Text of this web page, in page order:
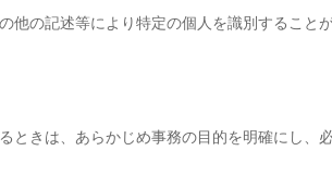
の記述等により特定の個人を識別すること
きは、あらかじめ事務の目的を明確にし、